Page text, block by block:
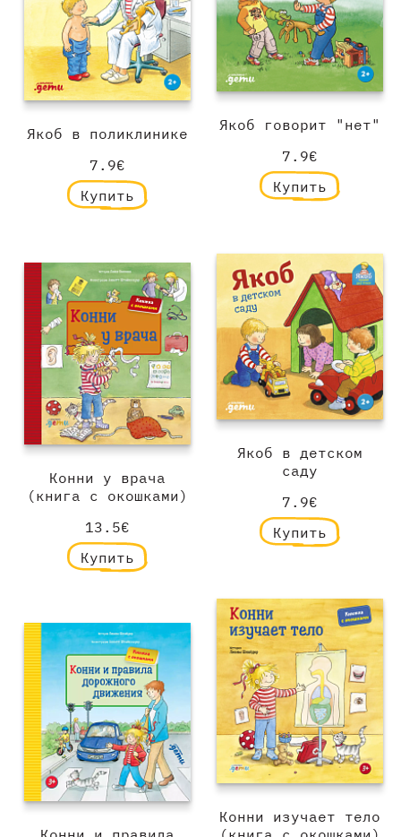
Якоб говорит "нет"
7.9€
Купить
Якоб в поликлинике
7.9€
Купить
Якоб в детском
саду
7.9€
Купить
Конни у врача
(книга с окошками)
13.5€
Купить
Конни изучает тело